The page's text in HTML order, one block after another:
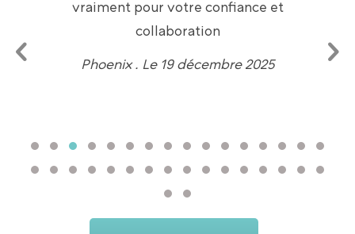
vraiment pour votre confiance et
collaboration
Phoenix . Le 19 décembre 2025